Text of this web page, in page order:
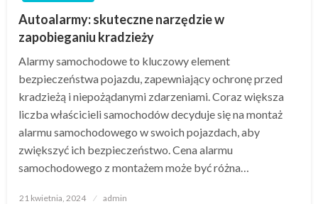
Autoalarmy: skuteczne narzędzie w
zapobieganiu kradzieży
Alarmy samochodowe to kluczowy element
bezpieczeństwa pojazdu, zapewniający ochronę przed
kradzieżą i niepożądanymi zdarzeniami. Coraz większa
liczba właścicieli samochodów decyduje się na montaż
alarmu samochodowego w swoich pojazdach, aby
zwiększyć ich bezpieczeństwo. Cena alarmu
samochodowego z montażem może być różna…
Opublikowane
21 kwietnia, 2024 admin